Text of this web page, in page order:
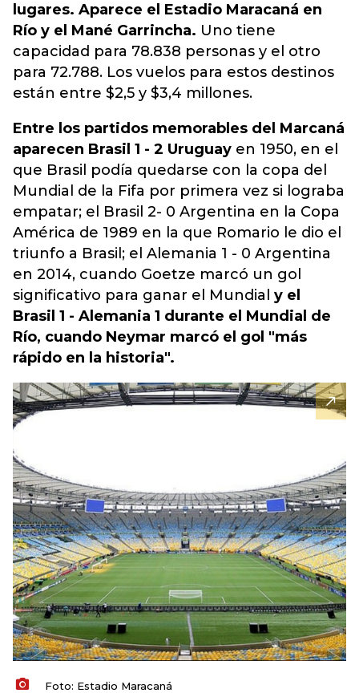
lugares. Aparece el Estadio Maracaná en
Río y el Mané Garrincha. Uno tiene
capacidad para 78.838 personas y el otro
para 72.788. Los vuelos para estos destinos
están entre $2,5 y $3,4 millones.
Entre los partidos memorables del Marcaná
aparecen Brasil 1 - 2 Uruguay en 1950, en el
que Brasil podía quedarse con la copa del
Mundial de la Fifa por primera vez si lograba
empatar; el Brasil 2- 0 Argentina en la Copa
América de 1989 en la que Romario le dio el
triunfo a Brasil; el Alemania 1 - 0 Argentina
en 2014, cuando Goetze marcó un gol
significativo para ganar el Mundial y el
Brasil 1 - Alemania 1 durante el Mundial de
Río, cuando Neymar marcó el gol "más
rápido en la historia".
Foto: Estadio Maracaná